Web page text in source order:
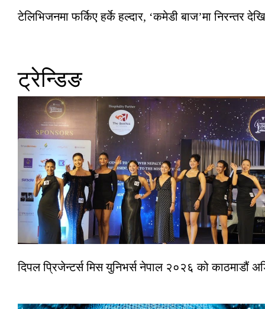
टेलिभिजनमा फर्किए हर्के हल्दार, ‘कमेडी बाज’मा निरन्तर
ट्रेन्डिङ
दिपल प्रिजेन्टर्स मिस युनिभर्स नेपाल २०२६ को काठमाडौं